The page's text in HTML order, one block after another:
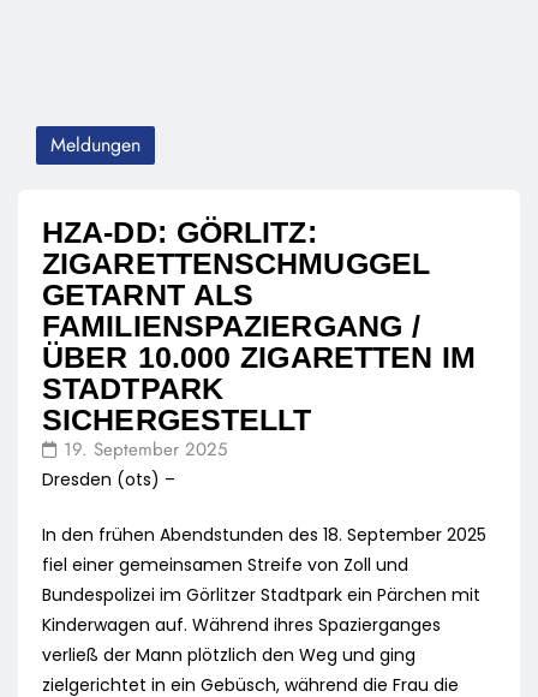
Meldungen
HZA-DD: GÖRLITZ:
ZIGARETTENSCHMUGGEL
GETARNT ALS
FAMILIENSPAZIERGANG /
ÜBER 10.000 ZIGARETTEN IM
STADTPARK
SICHERGESTELLT
19. September 2025
Dresden (ots) –
In den frühen Abendstunden des 18. September 2025
fiel einer gemeinsamen Streife von Zoll und
Bundespolizei im Görlitzer Stadtpark ein Pärchen mit
Kinderwagen auf. Während ihres Spazierganges
verließ der Mann plötzlich den Weg und ging
zielgerichtet in ein Gebüsch, während die Frau die